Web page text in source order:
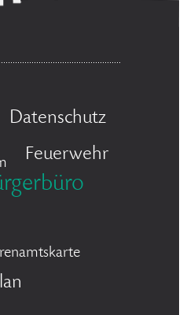
Datenschutz
Feuerwehr